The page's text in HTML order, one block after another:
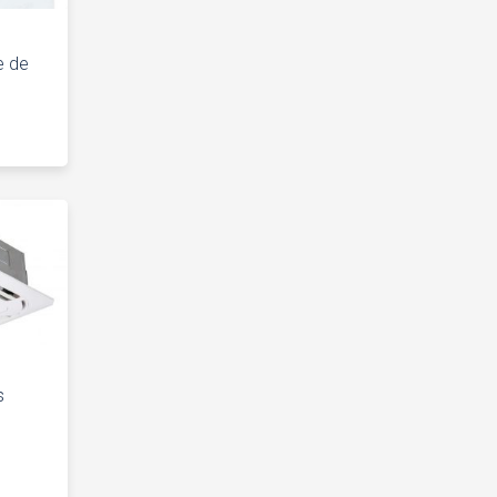
de